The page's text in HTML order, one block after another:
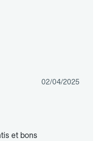
02/04/2025
et bons